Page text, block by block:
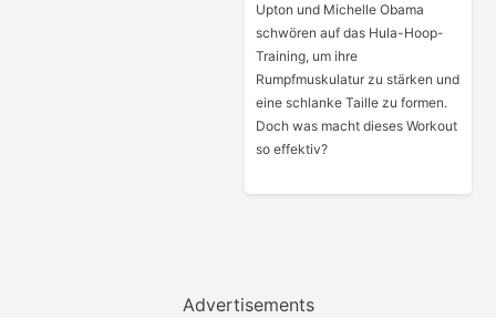
Upton und Michelle Obama
schwören auf das Hula-Hoop-
Training, um ihre
Rumpfmuskulatur zu stärken und
eine schlanke Taille zu formen.
Doch was macht dieses Workout
so effektiv?
Advertisements